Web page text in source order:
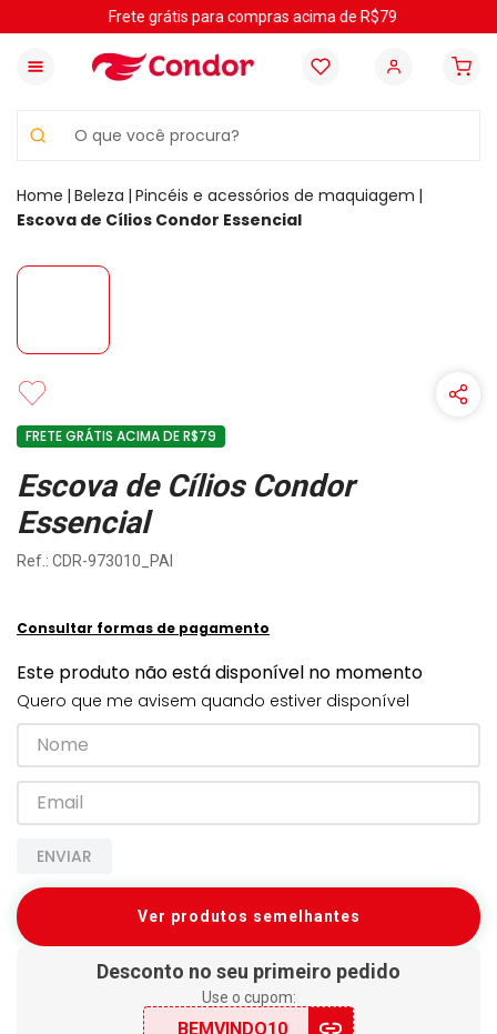
Frete grátis para compras acima de R$79
Beleza Pincéis e acessórios de maquiagem
Escova de Cílios Condor Essencial
FRETE GRÁTIS ACIMA DE R$79
Escova de Cílios Condor
Essencial
: CDR-973010_PAI
Consultar formas de pagamento
Este produto não está disponível no momento
Quero que me avisem quando estiver disponível
ENVIAR
Ver produtos semelhantes
Desconto no seu primeiro pedido
Use o cupom:
BEMVINDO10